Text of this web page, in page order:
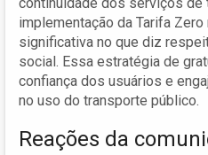
implementação da Tarifa
significativa no que diz
social. Essa estratégia de
confiança dos usuários e
no uso do transporte público.
Reações da